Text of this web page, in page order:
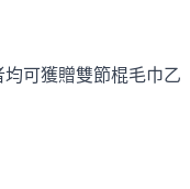
可獲贈雙節棍毛巾乙